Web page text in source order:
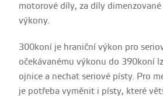
motorové díly, za díly
výkony.
300koní je hraniční výkon pro
očekávanému výkonu do 390koní
ojnice a nechat seriové písty. Pro
je potřeba vyměnit i písty, které